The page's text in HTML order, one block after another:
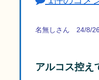
名無しさん 24/8/
アルコス控え